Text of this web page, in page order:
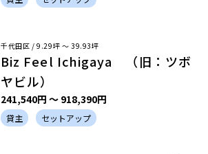
千代田区 / 9.29坪 〜 39.93坪
Biz Feel Ichigaya （旧：ツボ
ヤビル）
241,540円 〜 918,390円
貸主 セットアップ